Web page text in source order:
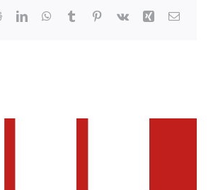
RedditLinkedInWhatsApp
TumblrPinterest
Vk Xing Email